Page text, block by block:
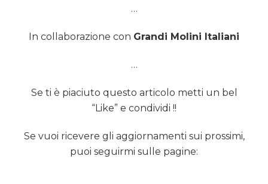
…
In collaborazione con Grandi Molini Italiani
…
Se ti è piaciuto questo articolo metti un bel
“Like” e condividi !!
Se vuoi ricevere gli aggiornamenti sui prossimi,
puoi seguirmi sulle pagine: